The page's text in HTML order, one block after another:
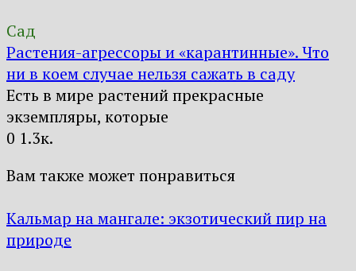
Сад
Растения-агрессоры и «карантинные». Что
ни в коем случае нельзя сажать в саду
Есть в мире растений прекрасные
экземпляры, которые
0 1.3к.
Вам также может понравиться
Кальмар на мангале: экзотический пир на
природе